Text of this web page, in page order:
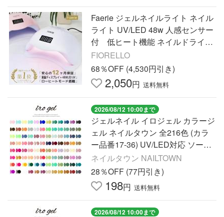
Faerie ジェルネイルライト ネイル
ライト UV/LED 48w 人感センサー
付 低ヒート機能 ネイルドライヤ
ー UVライト 日本語説明書 & 12ヶ
月保証付
FIORELLO
68％OFF (4,530円引き)
2,050円 送料無料
2026/08/12 10:00まで
ジェルネイル イロジェル カラージ
ェル ネイルタウン 全216色 (カラ
ー品番17-36) UV/LED対応 ソーク
オフタイプ 高発色 ムラになりにく
い 約3g
ネイルタウン NAILTOWN
28％OFF (77円引き)
198円 送料無料
2026/08/12 10:00まで